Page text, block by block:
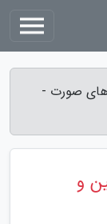
های صورت -
و